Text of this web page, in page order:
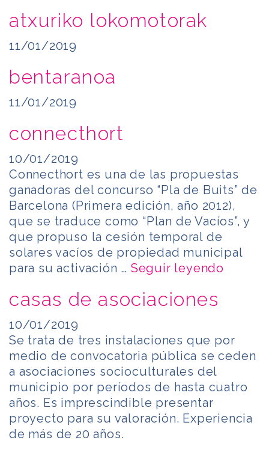
atxuriko lokomotorak
11/01/2019
bentaranoa
11/01/2019
connecthort
10/01/2019
Connecthort es una de las propuestas
ganadoras del concurso “Pla de Buits” de
Barcelona (Primera edición, año 2012),
que se traduce como “Plan de Vacíos”, y
que propuso la cesión temporal de
solares vacíos de propiedad municipal
para su activación … Seguir leyendo
casas de asociaciones
10/01/2019
Se trata de tres instalaciones que por
medio de convocatoria pública se ceden
a asociaciones socioculturales del
municipio por períodos de hasta cuatro
años. Es imprescindible presentar
proyecto para su valoración. Experiencia
de más de 20 años.